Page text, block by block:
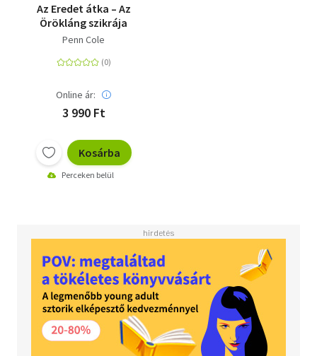
Az Eredet átka – Az
Örökláng szikrája
Penn Cole
Online ár:
3 990 Ft
Kosárba
Perceken belül